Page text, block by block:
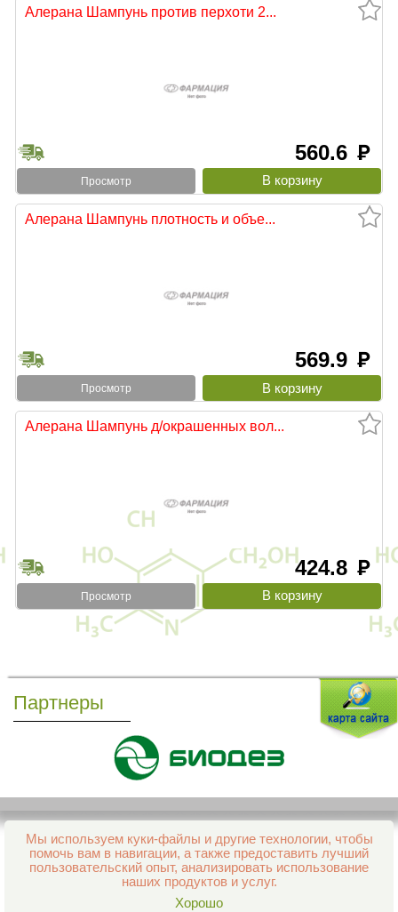
Алерана Шампунь против перхоти 2...
560.6 руб
Просмотр
Алерана Шампунь плотность и объе...
569.9 руб
Просмотр
Алерана Шампунь д/окрашенных вол...
424.8 руб
Просмотр
Партнеры
Мы используем куки-файлы и другие технологии, чтобы
помочь вам в навигации, а также предоставить лучший
пользовательский опыт, анализировать использование
наших продуктов и услуг.
Хорошо
Все права защищены и охраняются законом
© 2013–2026 Интернет-аптека Фармация
support@aptekapenza.ru
Телефон: Служба обработки заказов 99-98-28